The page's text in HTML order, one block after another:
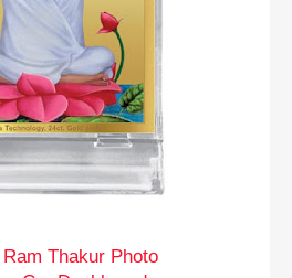
Thakur Photo